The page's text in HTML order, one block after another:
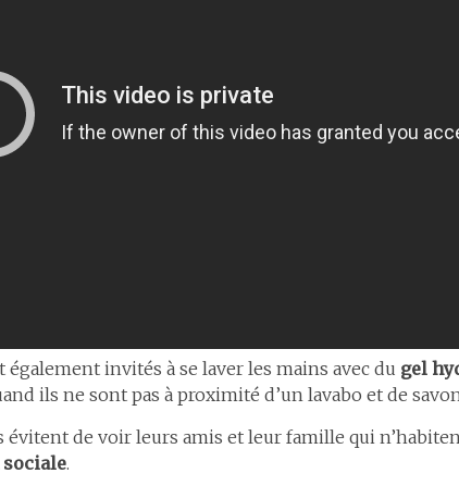
également invités à se laver les mains avec du gel
ils ne sont pas à proximité d’un lavabo et de
évitent de voir leurs amis et leur famille qui
.